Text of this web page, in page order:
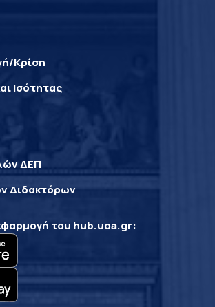
Κρίση
Ισότητας
ΔΕΠ
Διδακτόρων
του hub.uoa.gr: